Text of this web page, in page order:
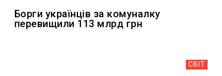
Борги українців за комуналку
перевищили 113 млрд грн
СВІТ